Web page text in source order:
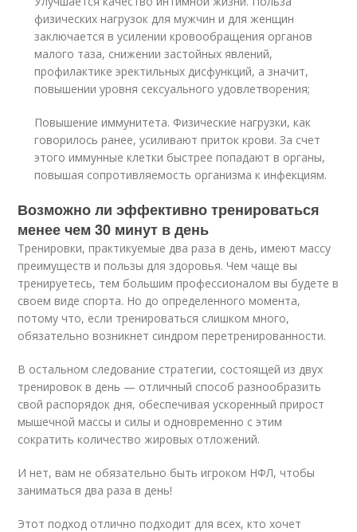
физических нагрузок для мужчин и для женщин
заключается в усилении кровообращения органов
малого таза, снижении застойных явлений,
профилактике эректильных дисфункций, а значит,
повышении уровня сексуального удовлетворения;
Повышение иммунитета. Физические нагрузки, как
говорилось ранее, усиливают приток крови. За счет
этого иммунные клетки быстрее попадают в органы,
повышая сопротивляемость организма к инфекциям.
Возможно ли эффективно тренироваться
менее чем 30 минут в день
Тренировки, практикуемые два раза в день, имеют массу
преимуществ и пользы для здоровья. Чем чаще вы
тренируетесь, тем большим профессионалом вы будете в
своем виде спорта. Но до определенного момента,
потому что, если тренироваться слишком много,
обязательно возникнет синдром перетренированности.
В остальном следование стратегии, состоящей из двух
тренировок в день — отличный способ разнообразить
свой распорядок дня, обеспечивая ускоренный прирост
мышечной массы и силы и одновременно с этим
сократить количество жировых отложений.
И нет, вам не обязательно быть игроком НФЛ, чтобы
заниматься два раза в день!
Этот подход отлично подходит для всех, кто хочет